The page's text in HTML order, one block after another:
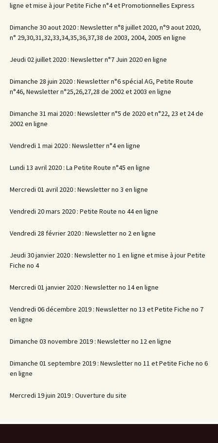
ligne et mise à jour Petite Fiche n°4 et Promotionnelles Express
Dimanche 30 aout 2020 : Newsletter n°8 juillet 2020, n°9 aout 2020,
n° 29,30,31,32,33,34,35,36,37,38 de 2003, 2004, 2005 en ligne
Jeudi 02 juillet 2020 : Newsletter n°7 Juin 2020 en ligne
Dimanche 28 juin 2020 : Newsletter n°6 spécial AG, Petite Route
n°46, Newsletter n°25,26,27,28 de 2002 et 2003 en ligne
Dimanche 31 mai 2020 : Newsletter n°5 de 2020 et n°22, 23 et 24 de
2002 en ligne
Vendredi 1 mai 2020 : Newsletter n°4 en ligne
Lundi 13 avril 2020 : La Petite Route n°45 en ligne
Mercredi 01 avril 2020 : Newsletter no 3 en ligne
Vendredi 20 mars 2020 : Petite Route no 44 en ligne
Vendredi 28 février 2020 : Newsletter no 2 en ligne
Jeudi 30 janvier 2020 : Newsletter no 1 en ligne et mise à jour Petite
Fiche no 4
Mercredi 01 janvier 2020 : Newsletter no 14 en ligne
Vendredi 06 décembre 2019 : Newsletter no 13 et Petite Fiche no 7
en ligne
Dimanche 03 novembre 2019 : Newsletter no 12 en ligne
Dimanche 01 septembre 2019 : Newsletter no 11 et Petite Fiche no 6
en ligne
Mercredi 19 juin 2019 : Ouverture du site